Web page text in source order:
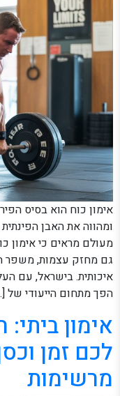
אימון כוח הוא בסיס
ומהווה את האבן
מעולם מראים כי אימון
גם מחזק עצמות, משפר
איכותית. בישראל, עם
הפך מתחום הייעודי של
אימון
לכם זמן
מרשימות